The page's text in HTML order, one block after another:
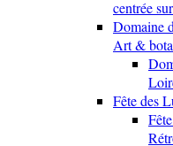
centrée
Domaine
Art &
Fête des